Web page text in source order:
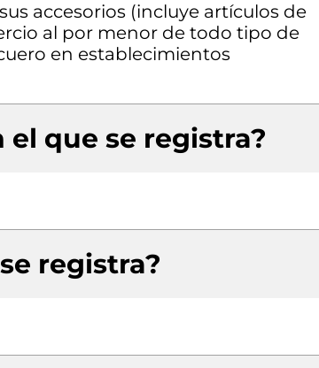
accesorios (incluye artículos de
al por menor de todo tipo de
en establecimientos
que se registra?
registra?